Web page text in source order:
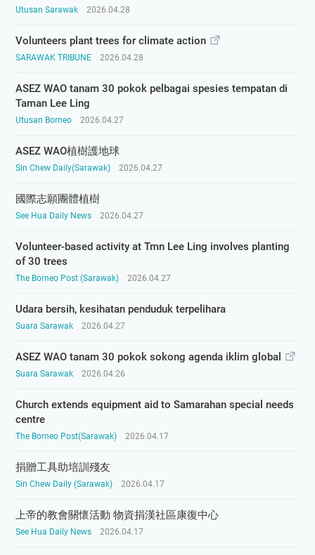
Utusan Sarawak 2026.04.28
Volunteers plant trees for climate action
SARAWAK TRIBUNE 2026.04.28
ASEZ WAO tanam 30 pokok pelbagai spesies tempatan di
Taman Lee Ling
Utusan Borneo 2026.04.27
ASEZ WAO植樹護地球
Sin Chew Daily(Sarawak) 2026.04.27
國際志願團體植樹
See Hua Daily News 2026.04.27
Volunteer-based activity at Tmn Lee Ling involves planting
of 30 trees
The Borneo Post (Sarawak) 2026.04.27
Udara bersih, kesihatan penduduk terpelihara
Suara Sarawak 2026.04.27
ASEZ WAO tanam 30 pokok sokong agenda iklim global
Suara Sarawak 2026.04.26
Church extends equip­ment aid to Samara­han spe­cial needs
centre
The Borneo Post(Sarawak) 2026.04.17
捐贈工具助培訓殘友
Sin Chew Daily (Sarawak) 2026.04.17
上帝的教會關懷活動 物資捐漢社區康復中心
See Hua Daily News 2026.04.17